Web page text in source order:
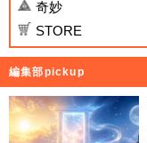
奇妙
STORE
編集部pickup